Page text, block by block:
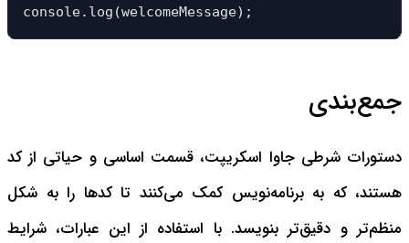
console.log(welcomeMessage);
جمع‌بندی
دستورات شرطی جاوا اسکریپت، قسمت اساسی و حیاتی از کد
هستند، که به برنامه‌نویس کمک می‌کنند تا کدها را به شکل
منظم‌تر و دقیق‌تر بنویسد. با استفاده از این عبارات، شرایط